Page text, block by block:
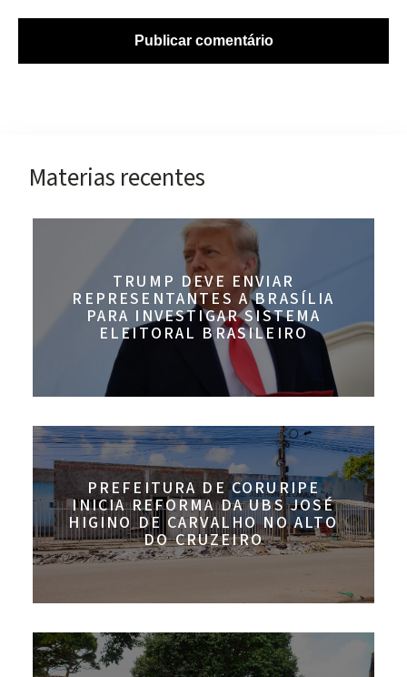
Materias recentes
TRUMP DEVE ENVIAR
REPRESENTANTES A BRASÍLIA
PARA INVESTIGAR SISTEMA
ELEITORAL BRASILEIRO
PREFEITURA DE CORURIPE
INICIA REFORMA DA UBS JOSÉ
HIGINO DE CARVALHO NO ALTO
DO CRUZEIRO